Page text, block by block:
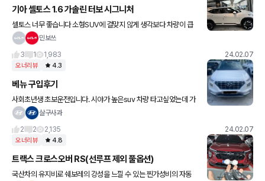
기아 셀토스 1.6 가솔린 터보 시그니처
셀토스 너무 좋습니다 소형SUV에 걸맞지 않게 생각보다 차량이 큽
니다 페이스리프트 된 셀토스는 풀체인지라고 느껴질 만큼 많은 변화
민보쓰
3
1 1,983 24.02.07
오너리뷰 4.3
베뉴 구입후기
사회초년생 초보운전입니다. 시야가 높은suv 차량 타고싶었는데 가
격도 적당하고 크기도 적당하여 운전하는데 편하고 좋습니다. 납기일
전
살구사과
2
2 2,135 24.02.07
오너리뷰 4.8
트랙스 크로스오버 RS(선루프 제외 풀옵션)
국산차의 유지비로 쉐보레의 강성을 느낄 수 있는 찐가성비의 자동